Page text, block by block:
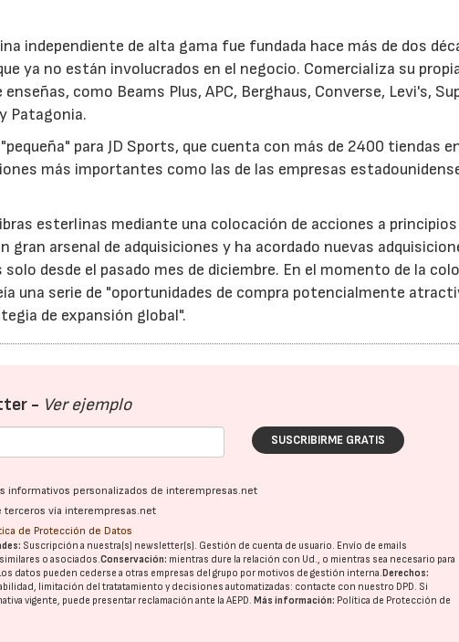
independiente de alta gama fue fundada hace más de dos
ya no están involucrados en el negocio. Comercializa su
como Beams Plus, APC, Berghaus, Converse, Levi's,
Patagonia.
para JD Sports, que cuenta con más de 2400 tiendas
más importantes como las de las empresas
esterlinas mediante una colocación de acciones a
gran arsenal de adquisiciones y ha acordado nuevas
desde el pasado mes de diciembre. En el momento de la
una serie de "oportunidades de compra potencialmente
de expansión global".
- Ver ejemplo
SUSCRIBIRME GRATIS
informativos personalizados de interempresas.net
vía interempresas.net
de Protección de Datos
Suscripción a nuestra(s) newsletter(s). Gestión de cuenta de usuario. Envío de emails
o asociados.Conservación: mientras dure la relación con Ud., o mientras sea necesario para
datos pueden cederse a otras empresas del grupo por motivos de gestión interna.Derechos:
limitación del tratatamiento y decisiones automatizadas: contacte con nuestro DPD. Si
vigente, puede presentar reclamación ante laAEPD.Más información: Política de Protección de